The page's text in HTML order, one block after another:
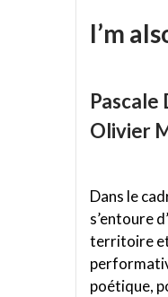
I’m
Pascale
Olivier
Dans le
s’entoure
territoire
poétique,